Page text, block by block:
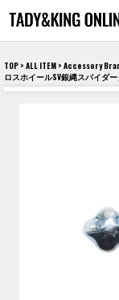
TOP > ALL ITEM > Accessory
ロスホイールSV銀縄スパイダ